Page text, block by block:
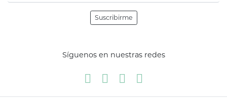
Suscribirme
Síguenos en nuestras redes